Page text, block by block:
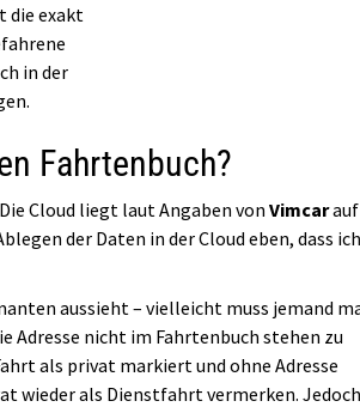
die exakt
in der
Fahrtenbuch?
Cloud liegt laut Angaben von Vimcarauf
der Daten in der Cloud eben, dass
aussieht – vielleicht muss jemand
Adresse nicht im Fahrtenbuch stehen zu
als privat markiert und ohne Adresse
wieder als Dienstfahrt vermerken. Jedoch